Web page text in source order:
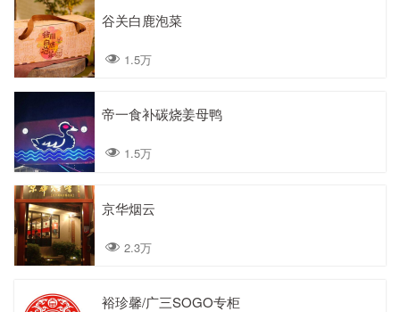
谷关白鹿泡菜
1.5万
帝一食补碳烧姜母鸭
1.5万
京华烟云
2.3万
裕珍馨/广三SOGO专柜